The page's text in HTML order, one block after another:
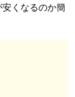
くなるのか簡